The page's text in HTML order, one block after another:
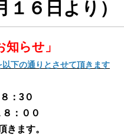
６日より）
らせ」
下の通りとさせて頂きます
：3０
：００
きます。